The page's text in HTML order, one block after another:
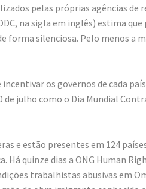
pelas próprias agências
na sigla em inglês) estima que
forma silenciosa. Pelo menos a
os governos de cada
julho como o Dia Mundial
e estão presentes em 124
Há quinze dias a ONG Human
trabalhistas abusivas em